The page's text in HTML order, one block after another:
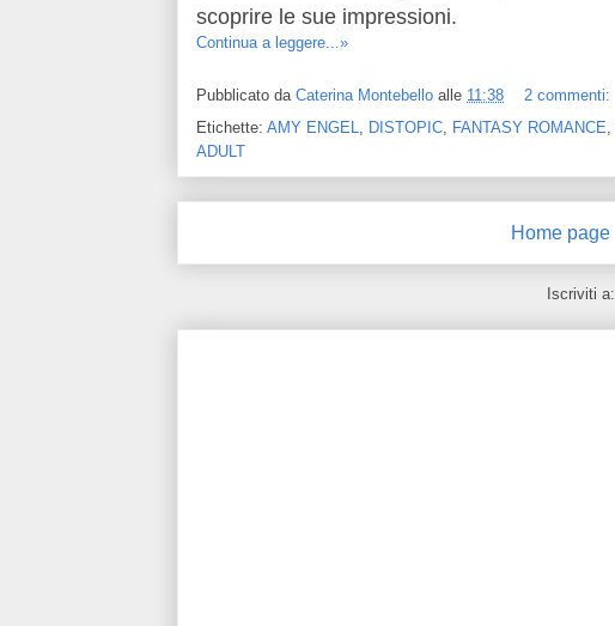
scoprire le sue impressioni.
Continua a leggere...»
Pubblicato da Caterina Montebello alle 11:38
2 commenti:
Etichette: AMY ENGEL DISTOPIC FANTASY ROMANCE
ADULT
Home page
Iscriviti a: